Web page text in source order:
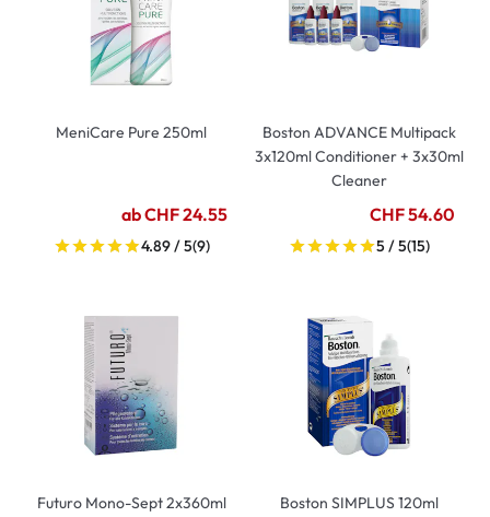
MeniCare Pure 250ml
ab CHF 24.55
4.89 / 5(9)
Boston ADVANCE Multipack
3x120ml Conditioner + 3x30ml
Cleaner
CHF 54.60
5 / 5(15)
Futuro Mono-Sept 2x360ml Boston SIMPLUS 120ml